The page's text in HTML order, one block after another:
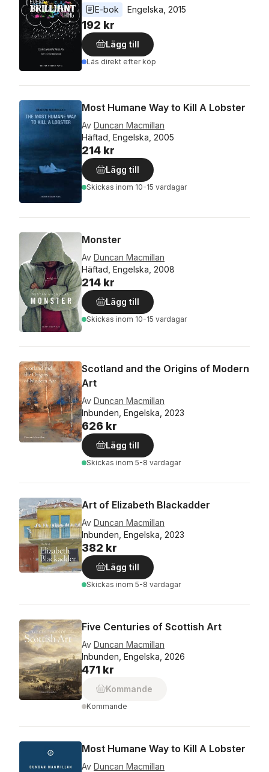
E-bok
Engelska 2015
192 kr
Lägg till
Läs direkt efter köp
Most Humane Way to Kill A Lobster
Av Duncan Macmillan
Häftad, Engelska, 2005
214 kr
Lägg till
Skickas inom 10-15 vardagar
Monster
Av Duncan Macmillan
Häftad, Engelska, 2008
214 kr
Lägg till
Skickas inom 10-15 vardagar
Scotland and the Origins of Modern
Art
Av Duncan Macmillan
Inbunden, Engelska, 2023
626 kr
Lägg till
Skickas inom 5-8 vardagar
Art of Elizabeth Blackadder
Av Duncan Macmillan
Inbunden, Engelska, 2023
382 kr
Lägg till
Skickas inom 5-8 vardagar
Five Centuries of Scottish Art
Av Duncan Macmillan
Inbunden, Engelska, 2026
471 kr
Kommande
Kommande
Most Humane Way to Kill A Lobster
Av Duncan Macmillan